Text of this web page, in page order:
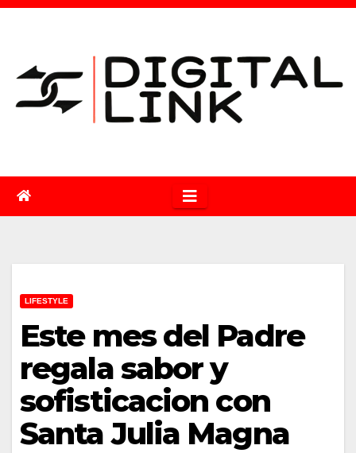
Saltar
LIFESTYLE
Este mes del Padre
regala sabor y
sofisticacion con
Santa Julia Magna